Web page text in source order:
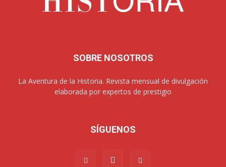
SOBRE NOSOTROS
La Aventura de la Historia. Revista mensual de divulgación
elaborada por expertos de prestigio
SÍGUENOS